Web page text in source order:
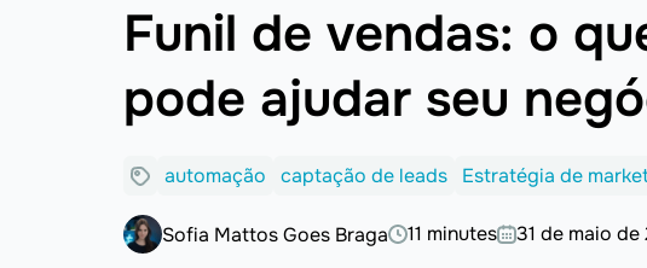
Funil de vendas: o
pode ajudar seu
automação captação de leads Estratégia de
Sofia Mattos Goes Braga 11 minutes 31 de maio